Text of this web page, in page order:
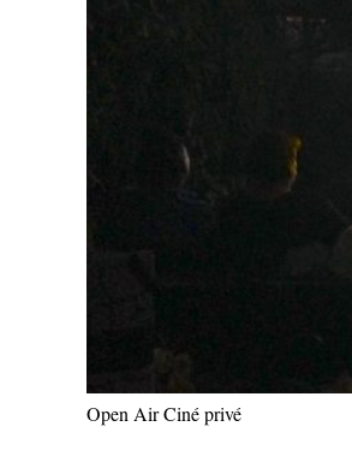
Open Air Ciné privé